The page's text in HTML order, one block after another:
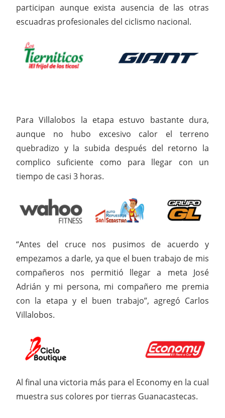
participan aunque exista ausencia de las otras
escuadras profesionales del ciclismo nacional.
Para Villalobos la etapa estuvo bastante dura,
aunque no hubo excesivo calor el terreno
quebradizo y la subida después del retorno la
complico suficiente como para llegar con un
tiempo de casi 3 horas.
“Antes del cruce nos pusimos de acuerdo y
empezamos a darle, ya que el buen trabajo de mis
compañeros nos permitió llegar a meta José
Adrián y mi persona, mi compañero me premia
con la etapa y el buen trabajo”, agregó Carlos
Villalobos.
Al final una victoria más para el Economy en la cual
muestra sus colores por tierras Guanacastecas.